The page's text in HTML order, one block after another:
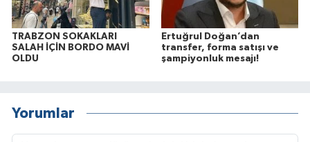
TRABZON SOKAKLARI
SALAH İÇİN BORDO MAVİ
OLDU
Ertuğrul Doğan’dan
transfer, forma satışı ve
şampiyonluk mesajı!
Yorumlar